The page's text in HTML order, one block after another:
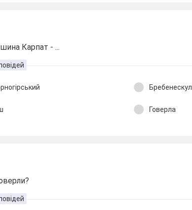
Карпат - ...
огірський Бребенескул
Говерла